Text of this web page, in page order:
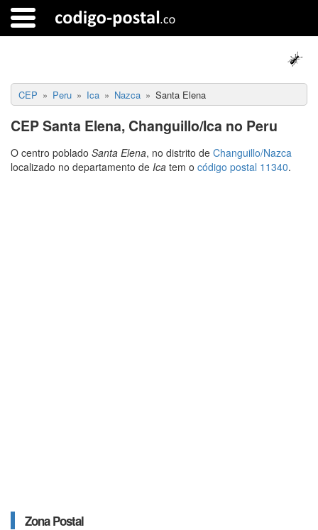
CEP Peru Ica Nazca Santa Elena
CEP Santa Elena, Changuillo/Ica no Peru
O centro poblado Santa Elena, no distrito de Changuillo/Nazca
localizado no departamento de Ica tem o código postal 11340.
Zona Postal